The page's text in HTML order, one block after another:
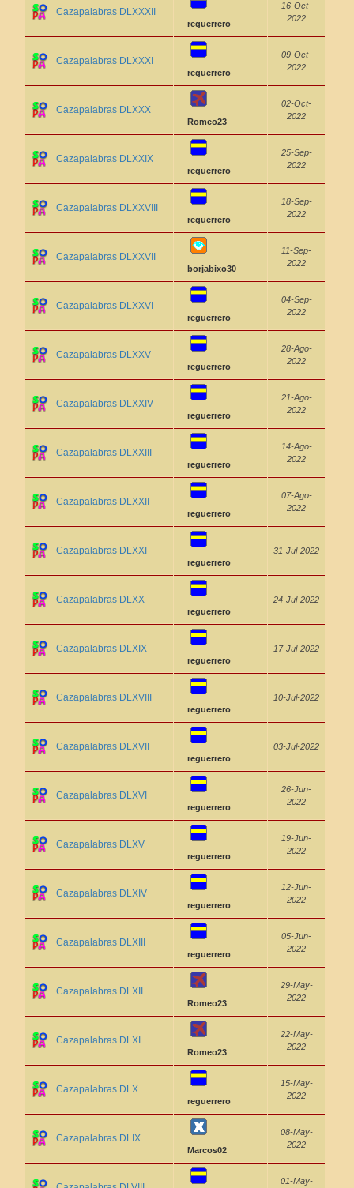
Cazapalabras DLXXXII
reguerrero
16-Oct-
2022
Cazapalabras DLXXXI
reguerrero
09-Oct-
2022
Cazapalabras DLXXX
Romeo23
02-Oct-
2022
Cazapalabras DLXXIX
reguerrero
25-Sep-
2022
Cazapalabras DLXXVIII
reguerrero
18-Sep-
2022
Cazapalabras DLXXVII
borjabixo30
11-Sep-
2022
Cazapalabras DLXXVI
reguerrero
04-Sep-
2022
Cazapalabras DLXXV
reguerrero
28-Ago-
2022
Cazapalabras DLXXIV
reguerrero
21-Ago-
2022
Cazapalabras DLXXIII
reguerrero
14-Ago-
2022
Cazapalabras DLXXII
reguerrero
07-Ago-
2022
Cazapalabras DLXXI
reguerrero
31-Jul-2022
Cazapalabras DLXX
reguerrero
24-Jul-2022
Cazapalabras DLXIX
reguerrero
17-Jul-2022
Cazapalabras DLXVIII
reguerrero
10-Jul-2022
Cazapalabras DLXVII
reguerrero
03-Jul-2022
Cazapalabras DLXVI
reguerrero
26-Jun-
2022
Cazapalabras DLXV
reguerrero
19-Jun-
2022
Cazapalabras DLXIV
reguerrero
12-Jun-
2022
Cazapalabras DLXIII
reguerrero
05-Jun-
2022
Cazapalabras DLXII
Romeo23
29-May-
2022
Cazapalabras DLXI
Romeo23
22-May-
2022
Cazapalabras DLX
reguerrero
15-May-
2022
Cazapalabras DLIX
Marcos02
08-May-
2022
01-May-